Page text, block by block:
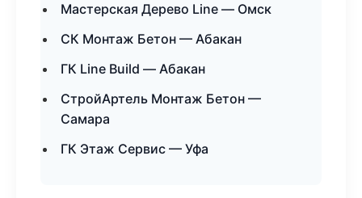
Мастерская Дерево Line — Омск
СК Монтаж Бетон — Абакан
ГК Line Build — Абакан
СтройАртель Монтаж Бетон —
Самара
ГК Этаж Сервис — Уфа